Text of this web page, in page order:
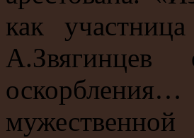
как
А.Звягинцев